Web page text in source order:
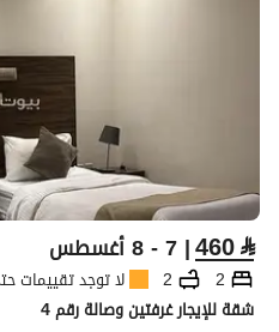
⃁
460| 7 - 8 أغسطس
2
2
لا توجد تقييمات
شقة للإيجار غرفتين وصالة رقم 4